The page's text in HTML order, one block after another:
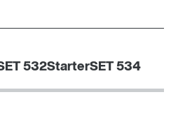
532StarterSET 534